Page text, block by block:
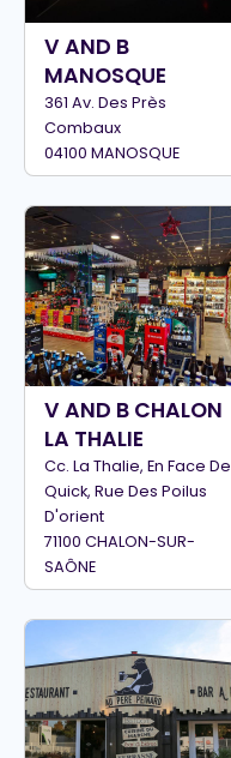
V AND B
MANOSQUE
361 Av. Des Près
Combaux
04100 MANOSQUE
V AND B CHALON
LA THALIE
Cc. La Thalie, En Face De
Quick, Rue Des Poilus
D'orient
71100 CHALON-SUR-
SAÔNE